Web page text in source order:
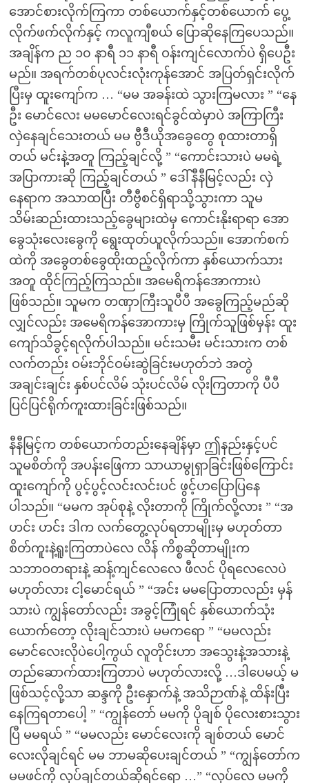
အောင်စားလိုက်ကြကာ တစ်ယောက်နှင့်တစ်ယောက် ပွေ့
လိုက်ဖက်လိုက်နှင့် ကလူကျီစယ် ပြောဆိုနေကြပေသည်။
အချိန်က ည ၁၀ နာရီ ၁၁ နာရီ ဝန်းကျင်လောက်ပဲ ရှိပေဦး
မည်။ အရက်တစ်ပုလင်းလုံးကုန်အောင် အပြတ်ရှင်းလိုက်
ပြီးမှ ထူးကျော်က … “မမ အခန်းထဲ သွားကြမလား ” “နေ
ဦး မောင်လေး မမမောင်လေးရင်ခွင်ထဲမှာပဲ အကြာကြီး
လှဲနေချင်သေးတယ် မမ ဗွီဒီယိုအခွေတွေ စုထားတာရှိ
တယ် မင်းနဲ့အတူ ကြည့်ချင်လို့ ” “ကောင်းသားပဲ မမရဲ့
အပြာကားဆို ကြည့်ချင်တယ် ” ဒေါ်နီနီမြင့်လည်း လှဲ
နေရာက အသာထပြီး တီဗွီစင်ရှိရာသို့သွားကာ သူမ
သိမ်းဆည်းထားသည့်ခွေများထဲမှ ကောင်းနိုးရာရာ အော
ခွေသုံးလေးခွေကို ရွေးထုတ်ယူလိုက်သည်။ အောက်စက်
ထဲကို အခွေတစ်ခွေထိုးထည့်လိုက်ကာ နှစ်ယောက်သား
အတူ ထိုင်ကြည့်ကြသည်။ အမေရိကန်အောကားပဲ
ဖြစ်သည်။ သူမက တဏှာကြီးသူပီပီ အခွေကြည့်မည်ဆို
လျှင်လည်း အမေရိကန်အောကားမှ ကြိုက်သူဖြစ်မှန်း ထူး
ကျော်သိခွင့်ရလိုက်ပါသည်။ မင်းသမီး မင်းသားက တစ်
လက်တည်း ဝမ်းဘိုင်ဝမ်းဆွဲခြင်းမဟုတ်ဘဲ အတွဲ
အချင်းချင်း နှစ်ပင်လိမ် သုံးပင်လိမ် လိုးကြတာကို ပီပီ
ပြင်ပြင်ရိုက်ကူးထားခြင်းဖြစ်သည်။
နီနီမြင့်က တစ်ယောက်တည်းနေချိန်မှာ ဤနည်းနှင့်ပင်
သူမစိတ်ကို အပန်းဖြေကာ သာယာမွုရှာခြင်းဖြစ်ကြောင်း
ထူးကျော်ကို ပွင့်ပွင့်လင်းလင်းပင် ဖွင့်ဟပြောပြနေ
ပါသည်။ “မမက အုပ်စုနဲ့ လိုးတာကို ကြိုက်လို့လား ” “အ
ဟင်း ဟင်း ဒါက လက်တွေ့လုပ်ရတာမျိုးမှ မဟုတ်တာ
စိတ်ကူးနဲ့ရူးကြတာပဲလေ လိန် ကိစ္စဆိုတာမျိုးက
သဘာဝတရားနဲ့ ဆန့်ကျင်လေလေ ဖီလင် ပိုရလေလေပဲ
မဟုတ်လား ငါ့မောင်ရယ် ” “အင်း မမပြောတာလည်း မှန်
သားပဲ ကျွန်တော်လည်း အခွင့်ကြုံရင် နှစ်ယောက်သုံး
ယောက်တော့ လိုးချင်သားပဲ မမကရော ” “မမလည်း
မောင်လေးလိုပဲပေါ့ကွယ် လူတိုင်းဟာ အသွေးနဲ့အသားနဲ့
တည်ဆောက်ထားကြတာပဲ မဟုတ်လားလို့ …ဒါပေမယ့် မ
ဖြစ်သင့်လို့သာ ဆန္ဒကို ဦးနှောက်နဲ့ အသိဉာဏ်နဲ့ ထိန်းပြီး
နေကြရတာပေါ့ ” “ကျွန်တော် မမကို ပိုချစ် ပိုလေးစားသွား
ပြီ မမရယ် ” “မမလည်း မောင်လေးကို ချစ်တယ် မောင်
လေးလိုချင်ရင် မမ ဘာမဆိုပေးချင်တယ် ” “ကျွန်တော်က
မမဖင်ကို လုပ်ချင်တယ်ဆိုရင်ရော …” “လုပ်လေ မမကို